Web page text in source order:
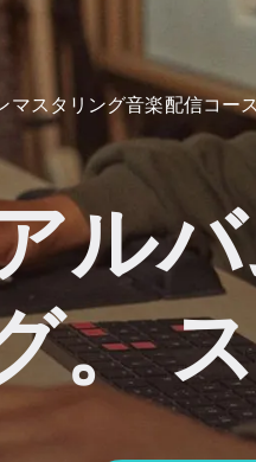
マスタリング音楽配信コー
ル
。